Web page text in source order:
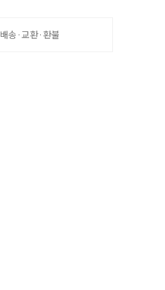
배송·교환·환불